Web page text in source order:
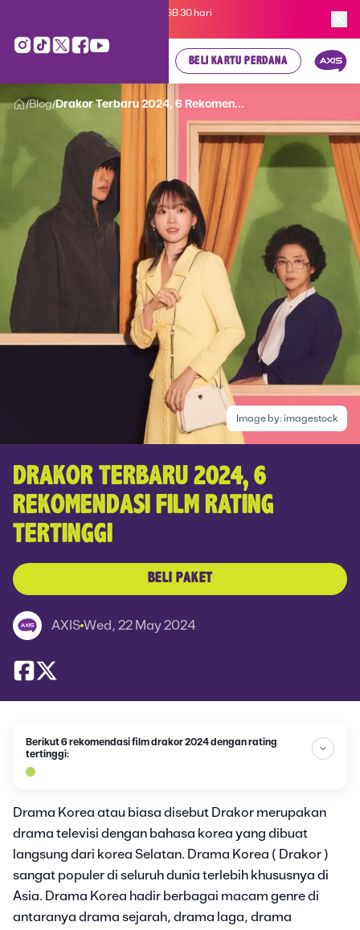
Kartu Perdana AXIS Suka-Suka 3GB 30 hari
BELI KARTU PERDANA
/Blog/Drakor Terbaru 2024, 6 Rekomen...
Image by:imagestock
DRAKOR TERBARU 2024, 6
REKOMENDASI FILM RATING
TERTINGGI
BELI PAKET
AXIS Wed, 22 May 2024
Berikut 6 rekomendasi film drakor 2024 dengan rating
tertinggi:
Drama Korea atau biasa disebut Drakor merupakan
drama televisi dengan bahasa korea yang dibuat
langsung dari korea Selatan. Drama Korea ( Drakor )
sangat populer di seluruh dunia terlebih khususnya di
Asia. Drama Korea hadir berbagai macam genre di
antaranya drama sejarah, drama laga, drama